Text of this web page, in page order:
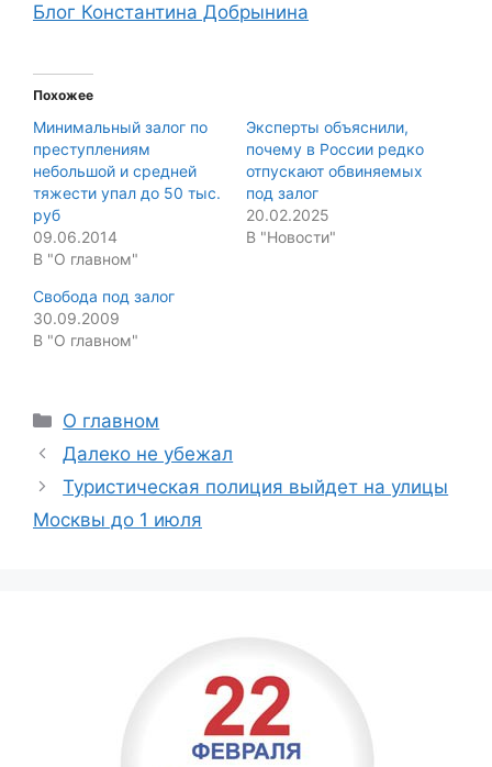
Блог Константина Добрынина
Похожее
Минимальный залог по
преступлениям
небольшой и средней
тяжести упал до 50 тыс.
руб
09.06.2014
В "О главном"
Эксперты объяснили,
почему в России редко
отпускают обвиняемых
под залог
20.02.2025
В "Новости"
Свобода под залог
30.09.2009
В "О главном"
Categories
О главном
Далеко не убежал
Туристическая полиция выйдет на улицы
Москвы до 1 июля